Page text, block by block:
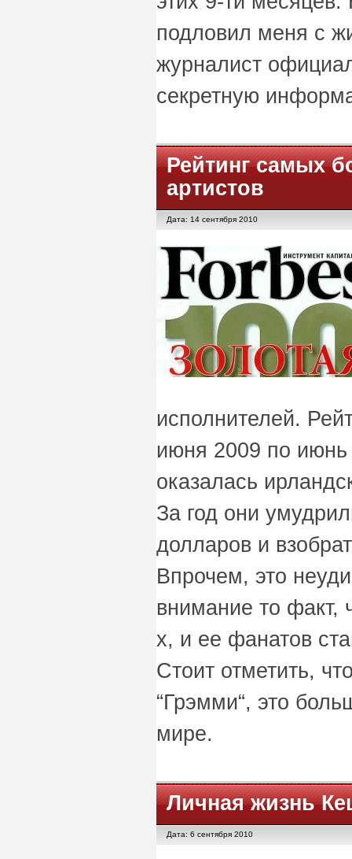
подловил меня с
журналист
секретную
Рейтинг самых
артистов
Дата: 14 сентября 2010
исполнителей.
июня 2009 по
оказалась
За год они
долларов и
Впрочем, это
внимание то факт,
х, и ее фанатов
Стоит отметить,
“Грэмми“, это
мире.
Личная жизнь
Дата: 6 сентября 2010